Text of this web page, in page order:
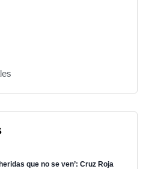
que no se ven’: Cruz Roja